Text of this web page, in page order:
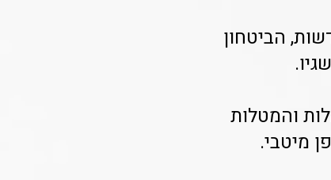
הביטחון
והמטלות
מיטבי.